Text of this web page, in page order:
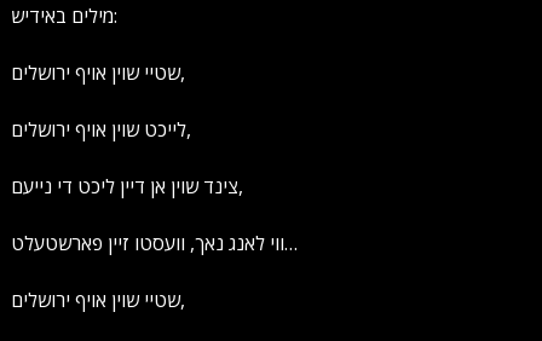
מילים באידיש:
שטיי שוין אויף ירושלים,
לייכט שוין אויף ירושלים,
צינד שוין אן דיין ליכט די נייעם,
ווי לאנג נאך, וועסטו זיין פארשטעלט…
שטיי שוין אויף ירושלים,